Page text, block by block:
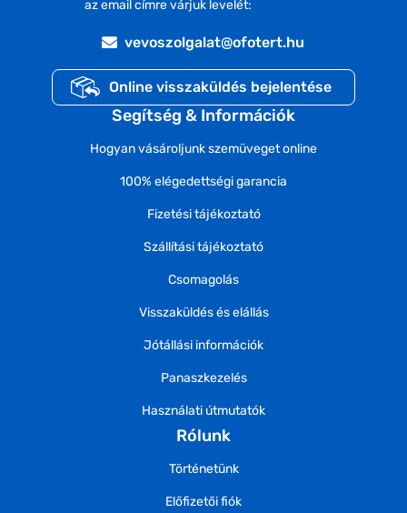
az email címre várjuk levelét:
vevoszolgalat@ofotert.hu
Online visszaküldés bejelentése
Segítség & Információk
Hogyan vásároljunk szemüveget online
100% elégedettségi garancia
Fizetési tájékoztató
Szállítási tájékoztató
Csomagolás
Visszaküldés és elállás
Jótállási információk
Panaszkezelés
Használati útmutatók
Rólunk
Történetünk
Előfizetői fiók